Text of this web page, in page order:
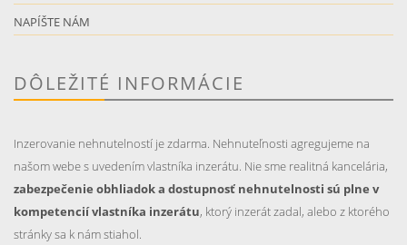
NAPÍŠTE NÁM
DÔLEŽITÉ INFORMÁCIE
Inzerovanie nehnutelností je zdarma. Nehnuteľnosti agregujeme na
našom webe s uvedením vlastníka inzerátu. Nie sme realitná kancelária,
zabezpečenie obhliadok a dostupnosť nehnutelnosti sú plne v
kompetencií vlastníka inzerátu, ktorý inzerát zadal, alebo z ktorého
stránky sa k nám stiahol.